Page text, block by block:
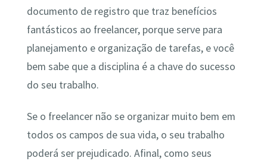
documento de registro que traz benefícios
fantásticos ao freelancer, porque serve para
planejamento e organização de tarefas, e você
bem sabe que a disciplina é a chave do sucesso
do seu trabalho.
Se o freelancer não se organizar muito bem em
todos os campos de sua vida, o seu trabalho
poderá ser prejudicado. Afinal, como seus